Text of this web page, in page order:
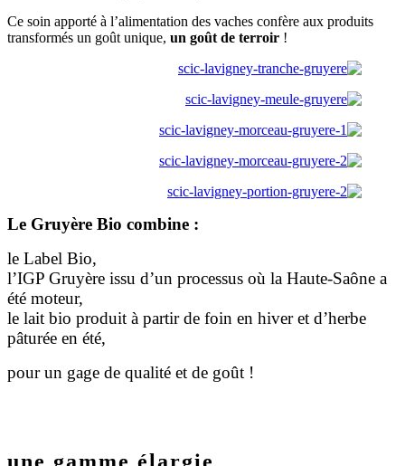
Ce soin apporté à l’alimentation des vaches confère aux produits
transformés un goût unique, un goût de terroir !
Le Gruyère Bio combine :
le Label Bio,
l’IGP Gruyère issu d’un processus où la Haute-Saône a
été moteur,
le lait bio produit à partir de foin en hiver et d’herbe
pâturée en été,
pour un gage de qualité et de goût !